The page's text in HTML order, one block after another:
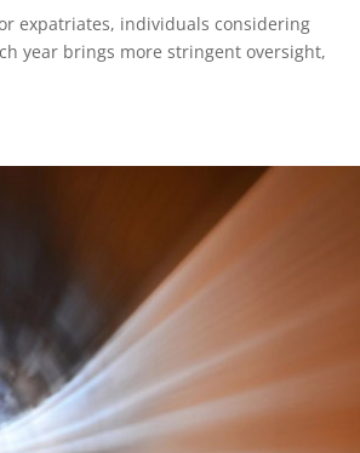
expatriates, individuals considering
year brings more stringent oversight,